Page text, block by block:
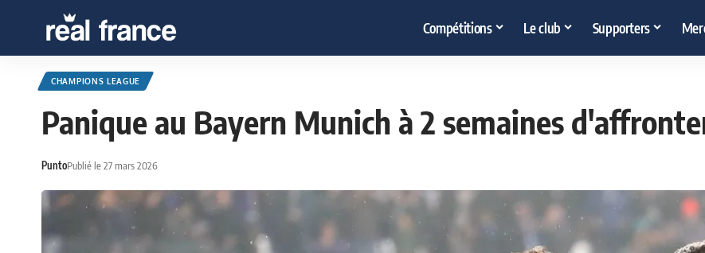
Compétitions Le club Supporters
CHAMPIONS LEAGUE
Panique au Bayern Munich à 2 semaines
PuntoPublié le 27 mars 2026